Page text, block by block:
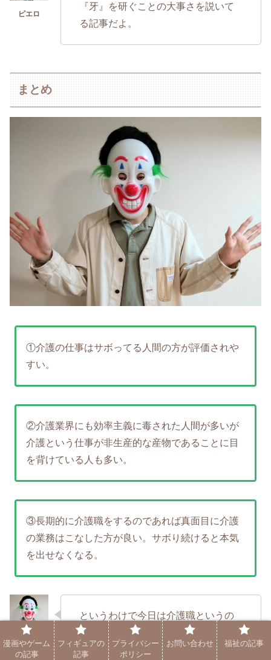
『牙』を研ぐことの大事さを説いて
る記事だよ。
まとめ
①介護の仕事はサボってる人間の方が評価されや
すい。
②介護業界にも効率主義に毒された人間が多いが
介護という仕事が非生産的な産物であることに目
を背けている人も多い。
③長期的に介護職をするのであれば真面目に介護
の業務はこなした方が良い。サボり続けると本気
を出せなくなる。
というわけで今日は介護職というの
はサボってる人間の方が職場に残る
ので評価されやすいが介護士として
漫画やゲーム
の記事
フィギュアの
記事
プライバシー
ポリシー
お問い合わせ 福祉の記事